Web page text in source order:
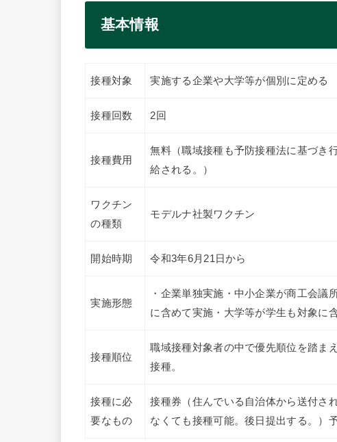
基本情報
接種対象 実施する企業や大学等が個別に定める
接種回数 2回
接種費用
無料（職域接種も予防接種法に基づき
給される。）
ワクチン
の種類
モデルナ社製ワクチン
開始時期 令和3年6月21日から
実施形態
・企業単独実施・中小企業が商工会議
に含めて実施・大学等が学生も対象に
接種順位
職域接種対象者の中で優先順位を踏ま
接種。
接種に必
要なもの
接種券（住んでいる自治体から送付さ
なくても接種可能。後日提出する。）